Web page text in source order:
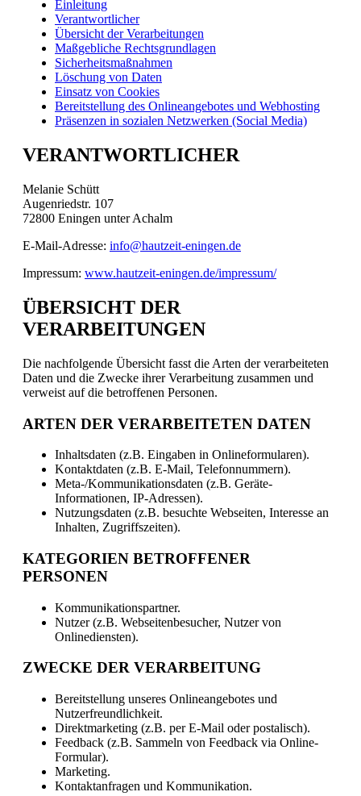
Einleitung
Verantwortlicher
Übersicht der Verarbeitungen
Maßgebliche Rechtsgrundlagen
Sicherheitsmaßnahmen
Löschung von Daten
Einsatz von Cookies
Bereitstellung des Onlineangebotes und Webhosting
Präsenzen in sozialen Netzwerken (Social Media)
VERANTWORTLICHER
Melanie Schütt
Augenriedstr. 107
72800 Eningen unter Achalm
E-Mail-Adresse: info@hautzeit-eningen.de
Impressum: www.hautzeit-eningen.de/impressum/
ÜBERSICHT DER
VERARBEITUNGEN
Die nachfolgende Übersicht fasst die Arten der verarbeiteten
Daten und die Zwecke ihrer Verarbeitung zusammen und
verweist auf die betroffenen Personen.
ARTEN DER VERARBEITETEN DATEN
Inhaltsdaten (z.B. Eingaben in Onlineformularen).
Kontaktdaten (z.B. E-Mail, Telefonnummern).
Meta-/Kommunikationsdaten (z.B. Geräte-
Informationen, IP-Adressen).
Nutzungsdaten (z.B. besuchte Webseiten, Interesse an
Inhalten, Zugriffszeiten).
KATEGORIEN BETROFFENER
PERSONEN
Kommunikationspartner.
Nutzer (z.B. Webseitenbesucher, Nutzer von
Onlinediensten).
ZWECKE DER VERARBEITUNG
Bereitstellung unseres Onlineangebotes und
Nutzerfreundlichkeit.
Direktmarketing (z.B. per E-Mail oder postalisch).
Feedback (z.B. Sammeln von Feedback via Online-
Formular).
Marketing.
Kontaktanfragen und Kommunikation.